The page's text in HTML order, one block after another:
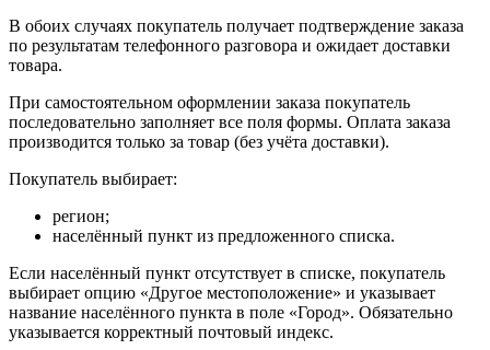
В обоих случаях покупатель получает подтверждение заказа
по результатам телефонного разговора и ожидает доставки
товара.
При самостоятельном оформлении заказа покупатель
последовательно заполняет все поля формы. Оплата заказа
производится только за товар (без учёта доставки).
Покупатель выбирает:
регион;
населённый пункт из предложенного списка.
Если населённый пункт отсутствует в списке, покупатель
выбирает опцию «Другое местоположение» и указывает
название населённого пункта в поле «Город». Обязательно
указывается корректный почтовый индекс.